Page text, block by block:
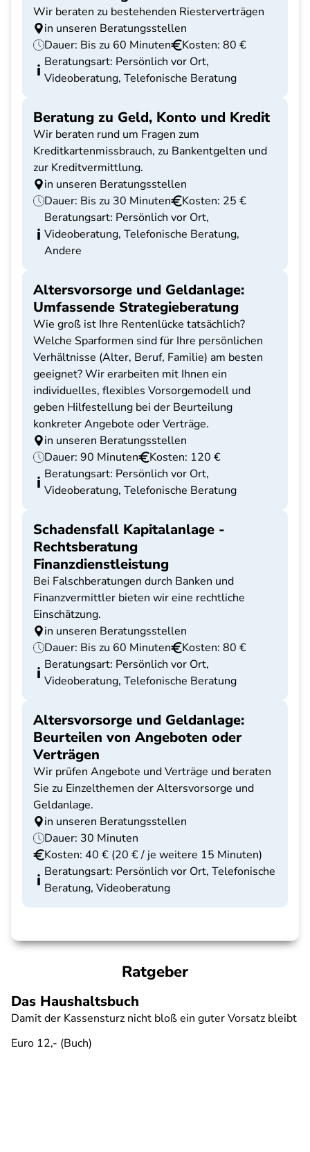
Wir beraten zu bestehenden Riesterverträgen
in unseren Beratungsstellen
Dauer: Bis zu 60 Minuten
Kosten: 80 €
Beratungsart: Persönlich vor Ort,
Videoberatung, Telefonische Beratung
Beratung zu Geld, Konto und Kredit
Wir beraten rund um Fragen zum
Kreditkartenmissbrauch, zu Bankentgelten und
zur Kreditvermittlung.
in unseren Beratungsstellen
Dauer: Bis zu 30 Minuten
Kosten: 25 €
Beratungsart: Persönlich vor Ort,
Videoberatung, Telefonische Beratung,
Andere
Altersvorsorge und Geldanlage:
Umfassende Strategieberatung
Wie groß ist Ihre Rentenlücke tatsächlich?
Welche Sparformen sind für Ihre persönlichen
Verhältnisse (Alter, Beruf, Familie) am besten
geeignet? Wir erarbeiten mit Ihnen ein
individuelles, flexibles Vorsorgemodell und
geben Hilfestellung bei der Beurteilung
konkreter Angebote oder Verträge.
in unseren Beratungsstellen
Dauer: 90 Minuten
Kosten: 120 €
Beratungsart: Persönlich vor Ort,
Videoberatung, Telefonische Beratung
Schadensfall Kapitalanlage -
Rechtsberatung
Finanzdienstleistung
Bei Falschberatungen durch Banken und
Finanzvermittler bieten wir eine rechtliche
Einschätzung.
in unseren Beratungsstellen
Dauer: Bis zu 60 Minuten
Kosten: 80 €
Beratungsart: Persönlich vor Ort,
Videoberatung, Telefonische Beratung
Altersvorsorge und Geldanlage:
Beurteilen von Angeboten oder
Verträgen
Wir prüfen Angebote und Verträge und beraten
Sie zu Einzelthemen der Altersvorsorge und
Geldanlage.
in unseren Beratungsstellen
Dauer: 30 Minuten
Kosten: 40 € (20 € / je weitere 15 Minuten)
Beratungsart: Persönlich vor Ort, Telefonische
Beratung, Videoberatung
Ratgeber
Das Haushaltsbuch
Damit der Kassensturz nicht bloß ein guter Vorsatz bleibt
Euro 12,- (Buch)